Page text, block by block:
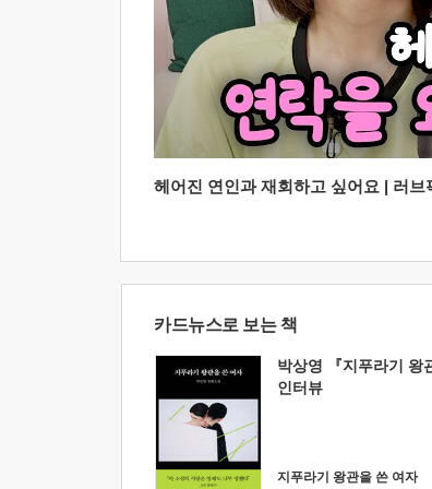
헤어진 연인과 재회하고 싶어요 | 러브
카드뉴스로 보는 책
박상영 『지푸라기 왕
인터뷰
지푸라기 왕관을 쓴 여자